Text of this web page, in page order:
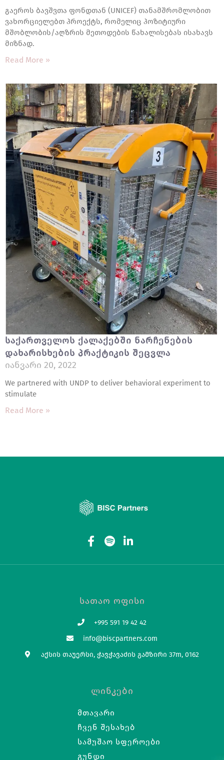
გაეროს ბავშვთა ფონდთან (UNICEF) თანამშრომლობით
ვახორციელებთ პროექტს, რომელიც პოზიტიური
მშობლობის/აღზრის მეთოდების წახალისებას ისახავს
მიზნად.
Read More »
Საქართველოს Ქალაქებში Ნარჩენების
Დახარისხების Პრაქტიკის Შეცვლა
Იანვარი 20, 2022
We partnered with UNDP to deliver behavioral experiment to
stimulate
Read More »
Სათაო Ოფისი
+995 591 19 42 42
info@biscpartners.com
აქსის თაუერსი, ჭავჭავაძის გამზირი 37m, 0162
Ლინკები
Მთავარი
Ჩვენ Შესახებ
Სამუშაო Სფეროები
Გუნდი